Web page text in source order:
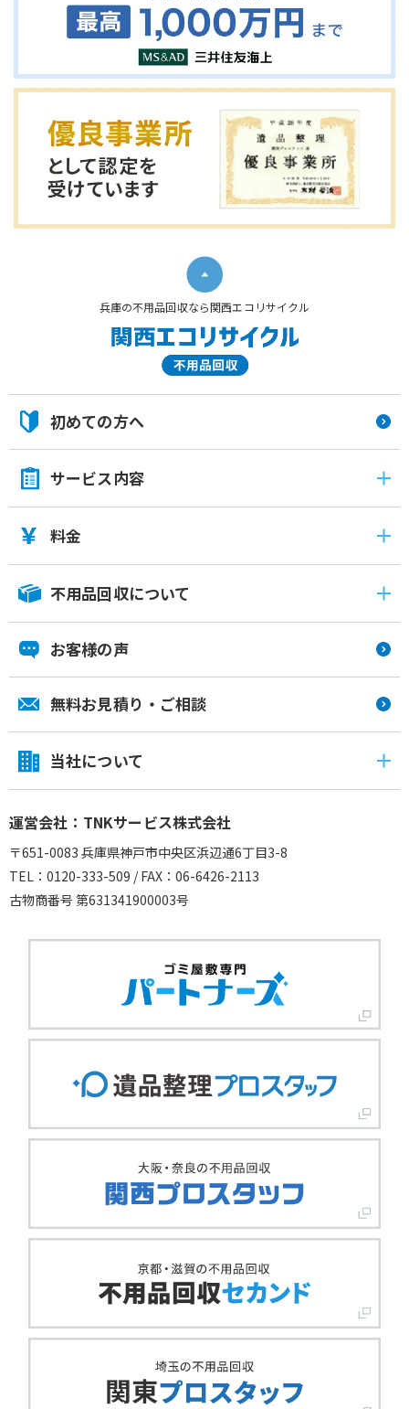
兵庫の不用品回収なら関西エコリサイクル
初めての方へ
サービス内容
料金
不用品回収について
お客様の声
無料お見積り・ご相談
当社について
運営会社：TNKサービス株式会社
〒651-0083 兵庫県神戸市中央区浜辺通6丁目3-8
TEL：0120-333-509 / FAX：06-6426-2113
古物商番号 第631341900003号